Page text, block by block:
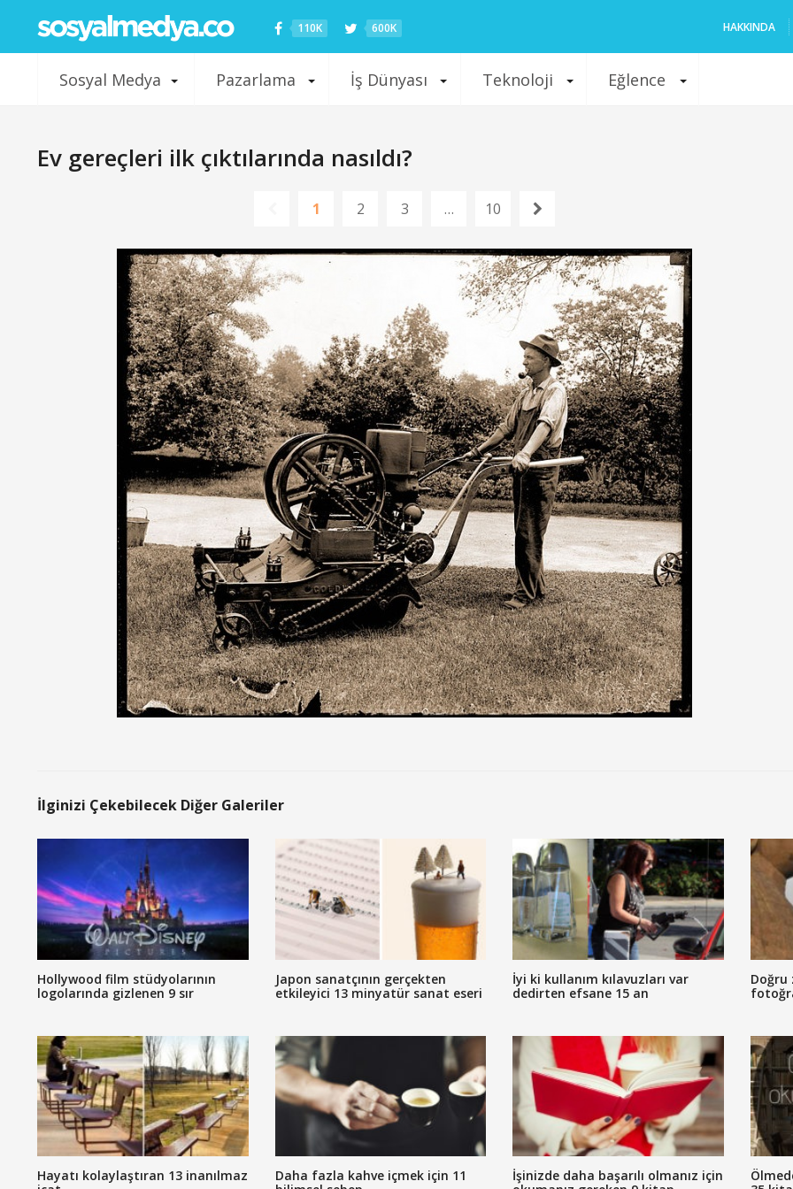
110K 600K HAKKINDA
Sosyal Medya Pazarlama İş Dünyası Teknoloji Eğlence
Ev gereçleri ilk çıktılarında nasıldı?
1 2 3 … 10
İlginizi Çekebilecek Diğer Galeriler
Hollywood film stüdyolarının
logolarında gizlenen 9 sır
Japon sanatçının gerçekten
etkileyici 13 minyatür sanat eseri
İyi ki kullanım kılavuzları var
dedirten efsane 15 an
Doğru
Hayatı kolaylaştıran 13 inanılmaz
Daha fazla kahve içmek için 11
İşinizde daha başarılı olmanız için